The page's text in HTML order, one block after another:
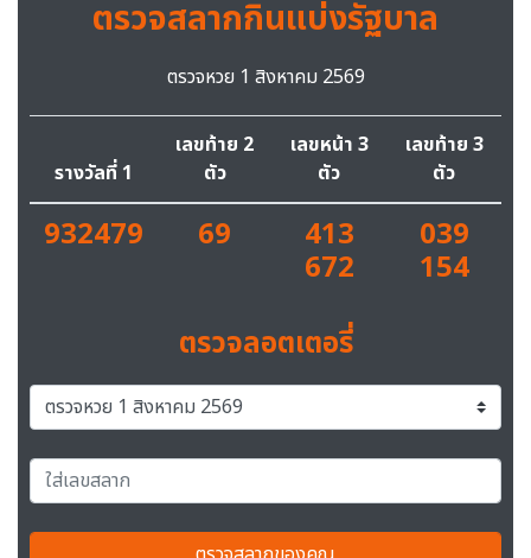
ตรวจสลากกินแบ่งรัฐบาล
ตรวจหวย 1 สิงหาคม 2569
รางวัลที่ 1
เลขท้าย 2
ตัว
เลขหน้า 3
ตัว
เลขท้าย 3
ตัว
932479 69 413
672
039
154
ตรวจลอตเตอรี่